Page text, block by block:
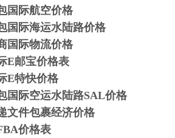
国际航空价格
国际海运水陆路价格
国际物流价格
E邮宝价格表
E特快价格
国际空运水陆路SAL价格
文件包裹经济价格
价格表